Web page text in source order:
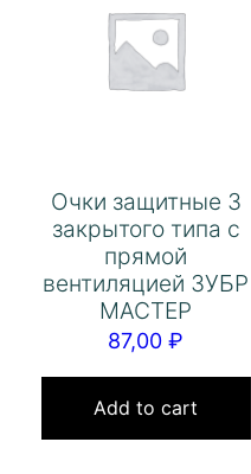
Очки защитные 3
закрытого типа с
прямой
вентиляцией ЗУБР
МАСТЕР
87,00₽
Add to cart